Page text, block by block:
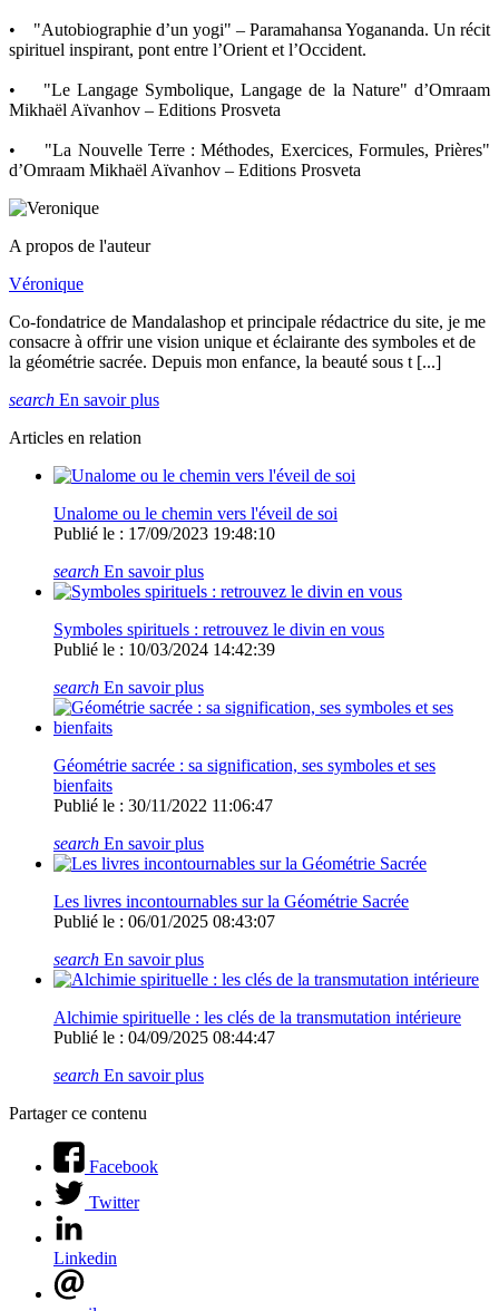
• "Autobiographie d’un yogi" – Paramahansa Yogananda. Un récit
spirituel inspirant, pont entre l’Orient et l’Occident.
• "Le Langage Symbolique, Langage de la Nature" d’Omraam
Mikhaël Aïvanhov – Editions Prosveta
• "La Nouvelle Terre : Méthodes, Exercices, Formules, Prières"
d’Omraam Mikhaël Aïvanhov – Editions Prosveta
A propos de l'auteur
Véronique
Co-fondatrice de Mandalashop et principale rédactrice du site, je me
consacre à offrir une vision unique et éclairante des symboles et de
la géométrie sacrée. Depuis mon enfance, la beauté sous t [...]
search En savoir plus
Articles en relation
Unalome ou le chemin vers l'éveil de soi
Publié le : 17/09/2023 19:48:10
search En savoir plus
Symboles spirituels : retrouvez le divin en vous
Publié le : 10/03/2024 14:42:39
search En savoir plus
Géométrie sacrée : sa signification, ses symboles et ses
bienfaits
Publié le : 30/11/2022 11:06:47
search En savoir plus
Les livres incontournables sur la Géométrie Sacrée
Publié le : 06/01/2025 08:43:07
search En savoir plus
Alchimie spirituelle : les clés de la transmutation intérieure
Publié le : 04/09/2025 08:44:47
search En savoir plus
Partager ce contenu
Facebook
Twitter
Linkedin